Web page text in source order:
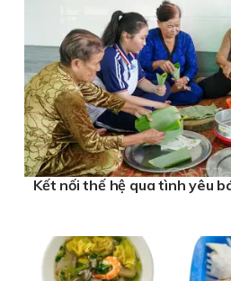
Kết nối thế hệ qua tình yêu